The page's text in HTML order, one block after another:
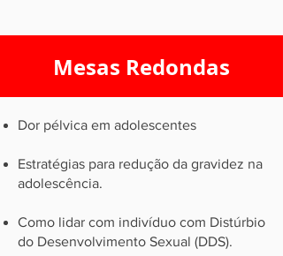
Mesas Redondas
Dor pélvica em adolescentes
Estratégias para redução da gravidez na
adolescência.
Como lidar com indivíduo com Distúrbio
do Desenvolvimento Sexual (DDS).